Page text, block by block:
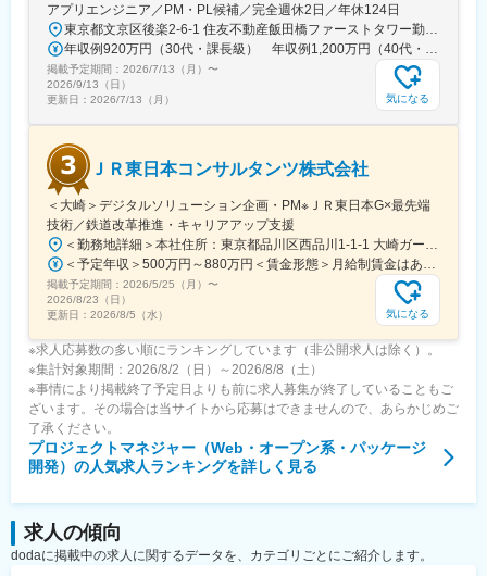
■働き方
繁忙期・閑散期により波がありますが、月残業平均20～40時間(法
定外)を推移しています。リモートワークも推奨しており、平均す
ると週2～4日程度在宅勤務を実施いただけます。服装は自由でパ
ーカー・ジーンズで勤務をされている方もいらっしゃいます。
アプリエンジニア／PM・PL候補／完全週休2日／年休124日
掲載予定期間： 2026/7/13（月） 〜
2026/9/13（日）
更新日： 2026/7/13（月） 気になる
ＪＲ東日本コンサルタンツ株式会社
＜大崎＞デジタルソリューション企画・PM※ＪＲ東日本G×最先端
技術／鉄道改革推進・キャリアアップ支援
掲載予定期間： 2026/5/25（月） 〜
2026/8/23（日）
更新日： 2026/8/5（水） 気になる
※求人応募数の多い順にランキングしています（非公開求人は除く）。
※集計対象期間：2026/8/2（日）～2026/8/8（土）
※事情により掲載終了予定日よりも前に求人募集が終了していることもご
ざいます。その場合は当サイトから応募はできませんので、あらかじめご
了承ください。
プロジェクトマネジャー（Web・オープン系・パッケージ
開発） の人気求人ランキングを詳しく見る
求人の傾向
dodaに掲載中の求人に関するデータを、カテゴリごとにご紹介します。